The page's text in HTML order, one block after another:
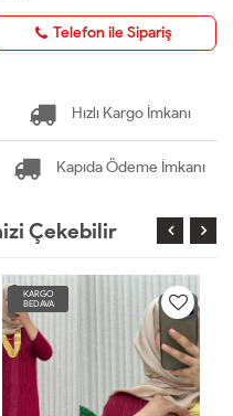
Telefon ile Sipariş
Hızlı Kargo İmkanı
Kapıda Ödeme İmkanı
Çekebilir
KARGO
BEDAVA